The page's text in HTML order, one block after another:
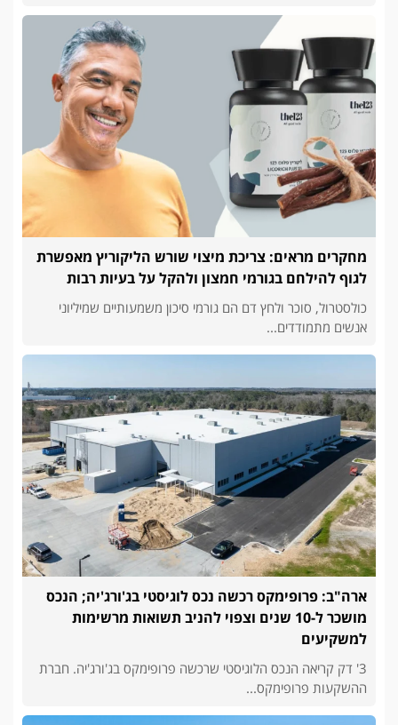
מחקרים מראים: צריכת מיצוי שורש הליקוריץ מאפשרת
לגוף להילחם בגורמי חמצון ולהקל על בעיות רבות
כולסטרול, סוכר ולחץ דם הם גורמי סיכון משמעותיים שמיליוני
אנשים מתמודדים...
ארה"ב: פרופימקס רכשה נכס לוגיסטי בג'ורג'יה; הנכס
מושכר ל-10 שנים וצפוי להניב תשואות מרשימות
למשקיעים
3' דק קריאה הנכס הלוגיסטי שרכשה פרופימקס בג'ורג'יה. חברת
ההשקעות פרופימקס...